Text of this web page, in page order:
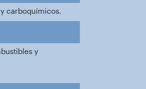
carboquímicos.
y